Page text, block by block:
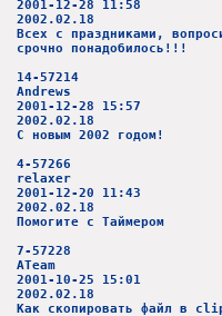
2001-12-28 11:58
2002.02.18
Всех с праздниками,
срочно понадобилось!!!
14-57214
Andrews
2001-12-28 15:57
2002.02.18
С новым 2002 годом!
4-57266
relaxer
2001-12-20 11:43
2002.02.18
Помогите с Таймером
7-57228
ATeam
2001-10-25 15:01
2002.02.18
Как скопировать файл в